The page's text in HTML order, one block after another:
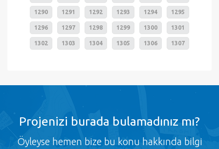
1290 1291 1292 1293 1294 1295
1296 1297 1298 1299 1300 1301
1302 1303 1304 1305 1306 1307
Projenizi burada bulamadınız mı?
Öyleyse hemen bize bu konu hakkında bilgi